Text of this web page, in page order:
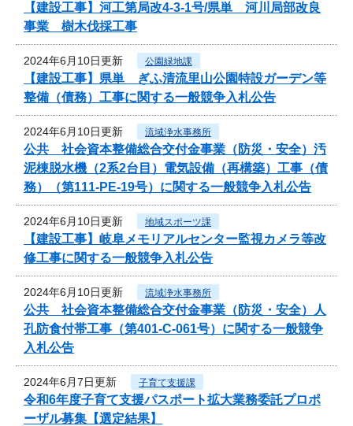
【建設工事】河工第局改4-3-1号/県単 河川局部改良
事業 樹木伐採工事
2024年6月10日更新 公園緑地課
【建設工事】県単 ぎふ清流里山公園特設ガーデン等
整備（債務）工事に関する一般競争入札公告
2024年6月10日更新 流域浄水事務所
公共 社会資本整備総合交付金事業（防災・安全）汚
泥棟脱水機（2系2台目）電気設備（再構築）工事（債
務）（第111-PE-19号）に関する一般競争入札公告
2024年6月10日更新 地域スポーツ課
【建設工事】岐阜メモリアルセンター監視カメラ等改
修工事に関する一般競争入札公告
2024年6月10日更新 流域浄水事務所
公共 社会資本整備総合交付金事業（防災・安全）人
孔防食付帯工事（第401-C-061号）に関する一般競争
入札公告
2024年6月7日更新 子育て支援課
令和6年度子育て支援パスポート拡大業務委託プロポ
ーザル募集【選定結果】